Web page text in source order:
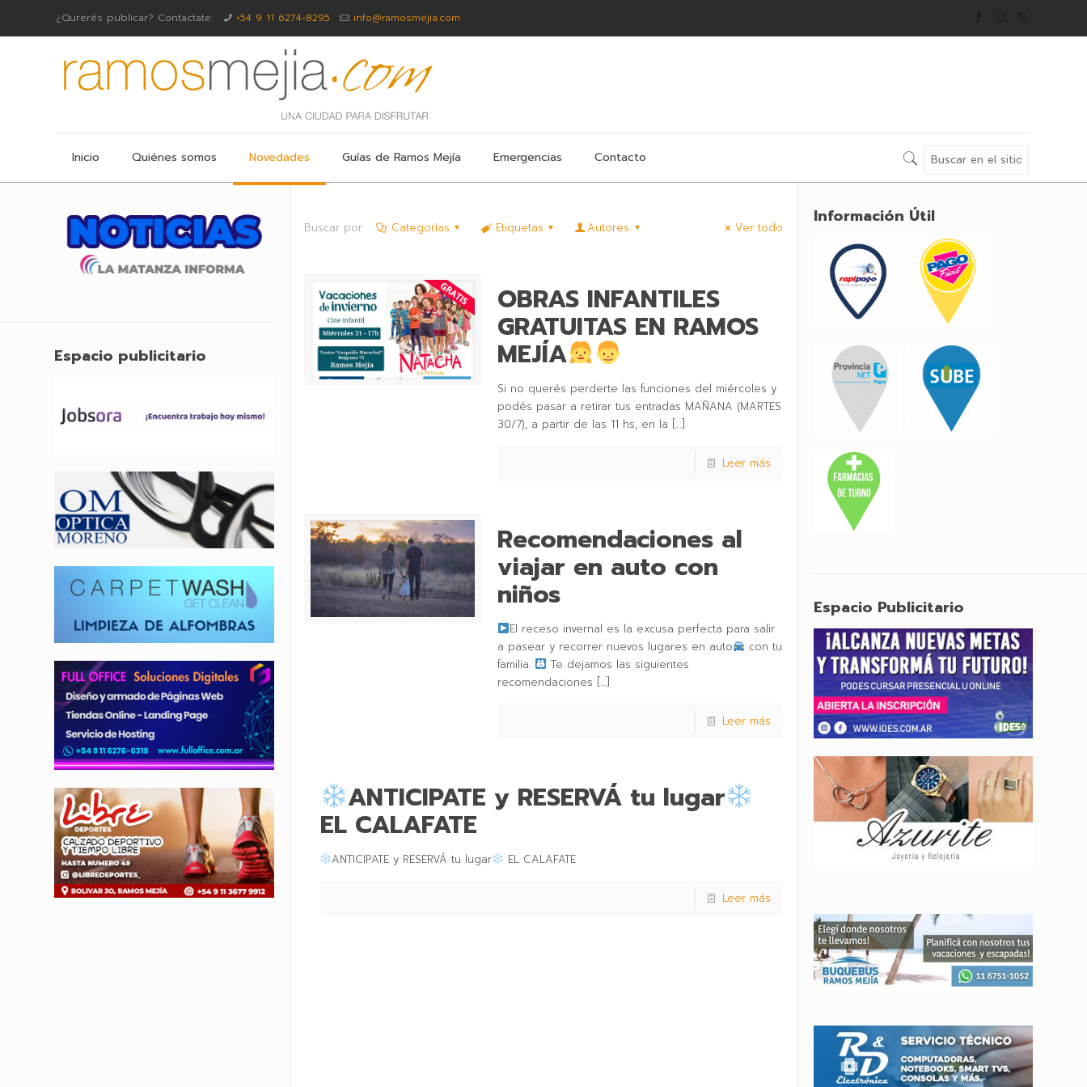
¿Qurerés publicar? Contactate: +54 9 11 6274-8295 info@ramosmejia.com
Inicio Quiénes somos Novedades Guías de Ramos Mejía Emergencias Contacto
Buscar por Categorías Etiquetas Autores Ver todo
OBRAS INFANTILES
GRATUITAS EN RAMOS
MEJÍA
Si no querés perderte las funciones del miércoles y
podés pasar a retirar tus entradas MAÑANA (MARTES
30/7), a partir de las 11 hs, en la […]
Leer más
Recomendaciones al
viajar en auto con
niños
El receso invernal es la excusa perfecta para salir
a pasear y recorrer nuevos lugares en auto
con tu
familia. ⁣
Te dejamos las siguientes
recomendaciones […]
Leer más
ANTICIPATE y RESERVÁ tu lugar
EL CALAFATE
ANTICIPATE y RESERVÁ tu lugar EL CALAFATE
Leer más
Espacio publicitario
Información Útil
Espacio Publicitario